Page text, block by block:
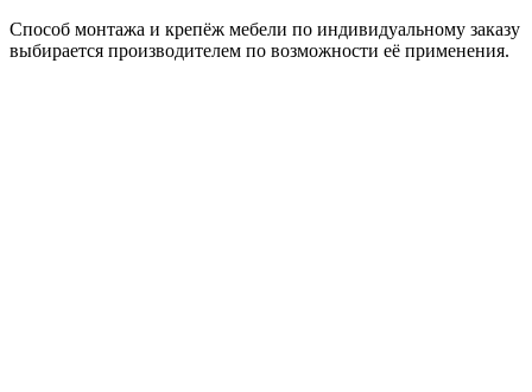
Способ монтажа и крепёж мебели по индивидуальному заказу
выбирается производителем по возможности её применения.